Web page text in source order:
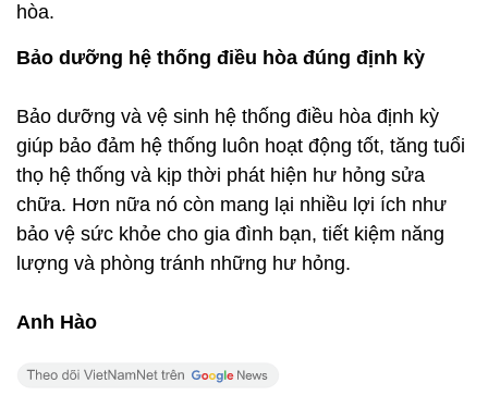
bảo vệ sức khỏe cho gia đình bạn, tiết kiệm năng
lượng và phòng tránh những hư hỏng.
Anh Hào